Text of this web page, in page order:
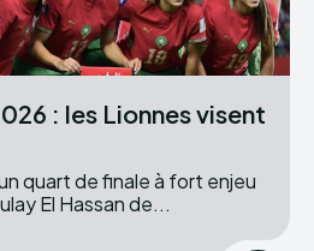
: les Lionnes visent
quart de finale à fort enjeu
El Hassan de...